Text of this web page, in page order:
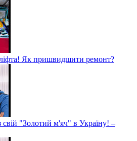
Як пришвидшити ремонт?
"Золотий м'яч" в Україну! –